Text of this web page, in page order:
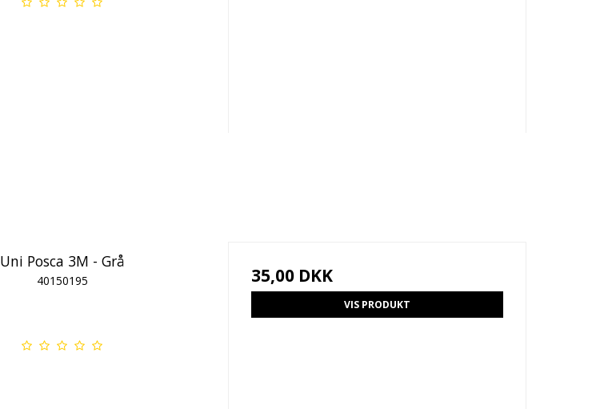
Uni Posca 3M - Grå
40150195 35,00 DKK
VIS PRODUKT